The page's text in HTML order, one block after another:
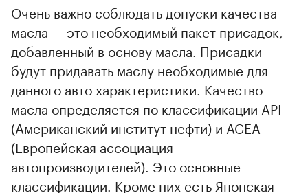
Очень важно соблюдать допуски качества
масла — это необходимый пакет присадок,
добавленный в основу масла. Присадки
будут придавать маслу необходимые для
данного авто характеристики. Качество
масла определяется по классификации API
(Американский институт нефти) и АСEA
(Европейская ассоциация
автопроизводителей). Это основные
классификации. Кроме них есть Японская